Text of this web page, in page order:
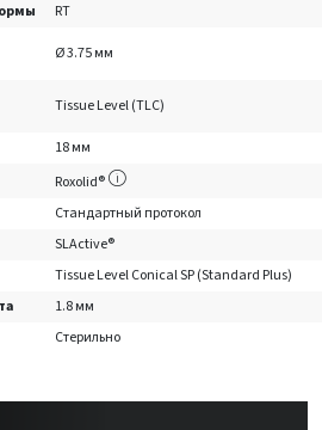
RT
Ø 3.75 мм
Tissue Level (TLC)
18 мм
Roxolid®
Стандартный протокол
SLActive®
Tissue Level Conical SP (Standard Plus)
1.8 мм
Стерильно